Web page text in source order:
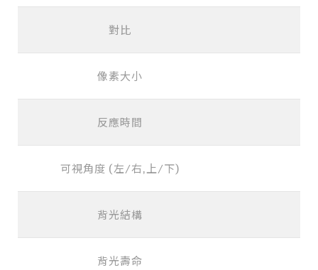
對比
像素大小
反應時間
可視角度 (左/右,上/下)
背光結構
背光壽命